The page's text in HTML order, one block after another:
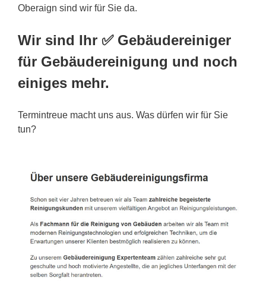
Oberaign sind wir für Sie da.
Wir sind Ihr ✅ Gebäudereiniger
für Gebäudereinigung und noch
einiges mehr.
Termintreue macht uns aus. Was dürfen wir für Sie
tun?